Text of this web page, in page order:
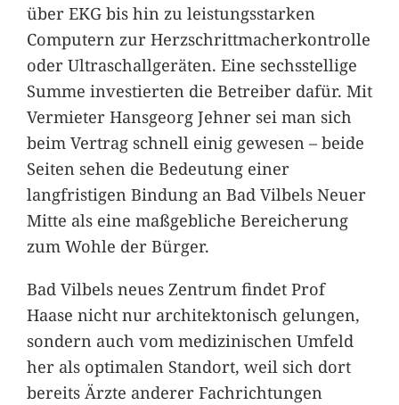
über EKG bis hin zu leistungsstarken
Computern zur Herzschrittmacherkontrolle
oder Ultraschallgeräten. Eine sechsstellige
Summe investierten die Betreiber dafür. Mit
Vermieter Hansgeorg Jehner sei man sich
beim Vertrag schnell einig gewesen – beide
Seiten sehen die Bedeutung einer
langfristigen Bindung an Bad Vilbels Neuer
Mitte als eine maßgebliche Bereicherung
zum Wohle der Bürger.
Bad Vilbels neues Zentrum findet Prof
Haase nicht nur architektonisch gelungen,
sondern auch vom medizinischen Umfeld
her als optimalen Standort, weil sich dort
bereits Ärzte anderer Fachrichtungen